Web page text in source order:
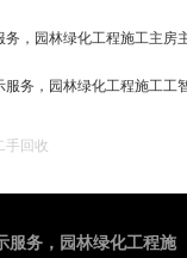
，园林绿化工程施工主房
务，园林绿化工程施工工
手回收
服务，园林绿化工程施